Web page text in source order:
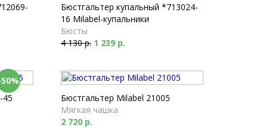
Бюстгальтер купальный *713024-
16 Milabel-купальники
Бюсты
4 130 р. 1 239 р.
45
Бюстгальтер Milabel 21005
Мягкая чашка
2 720 р.